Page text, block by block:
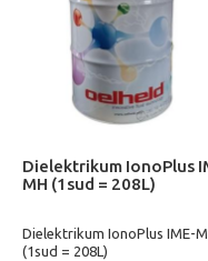
Dielektrikum IonoPlus
MH (1sud = 208L)
Dielektrikum IonoPlus IME-
(1sud = 208L)